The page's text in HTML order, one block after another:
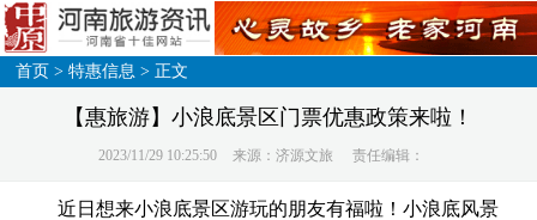
首页 >特惠信息 > 正文
【惠旅游】小浪底景区门票优惠政策来啦！
2023/11/29 10:25:50 来源：济源文旅 责任编辑：
近日想来小浪底景区游玩的朋友有福啦！小浪底风景